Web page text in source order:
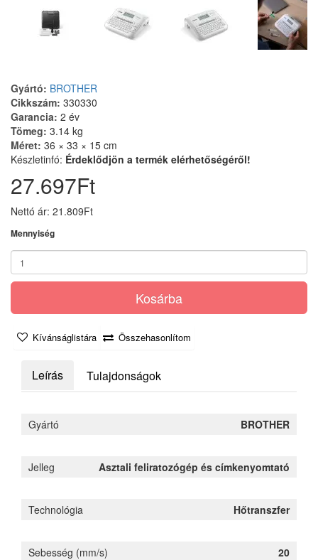
Gyártó: BROTHER
Cikkszám: 330330
Garancia: 2 év
Tömeg: 3.14 kg
Méret: 36 × 33 × 15 cm
Készletinfó: Érdeklődjön a termék elérhetőségéről!
27.697Ft
Nettó ár: 21.809Ft
Mennyiség
Kosárba
Kívánságlistára Összehasonlítom
Leírás Tulajdonságok
Gyártó BROTHER
Jelleg Asztali feliratozógép és címkenyomtató
Technológia Hőtranszfer
Sebesség (mm/s) 20